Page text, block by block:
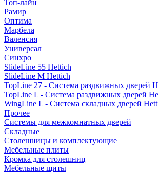
Топ-лайн
Рамир
Оптима
Марбела
Валенсия
Универсал
Синхро
SlideLine 55 Hettich
SlideLine M Hettich
TopLine 27 - Система раздвижных дверей
TopLine L - Система раздвижных дверей
WingLine L - Система складных дверей
Прочее
Системы для межкомнатных дверей
Складные
Столешницы и комплектующие
Мебельные плиты
Кромка для столешниц
Мебельные щиты